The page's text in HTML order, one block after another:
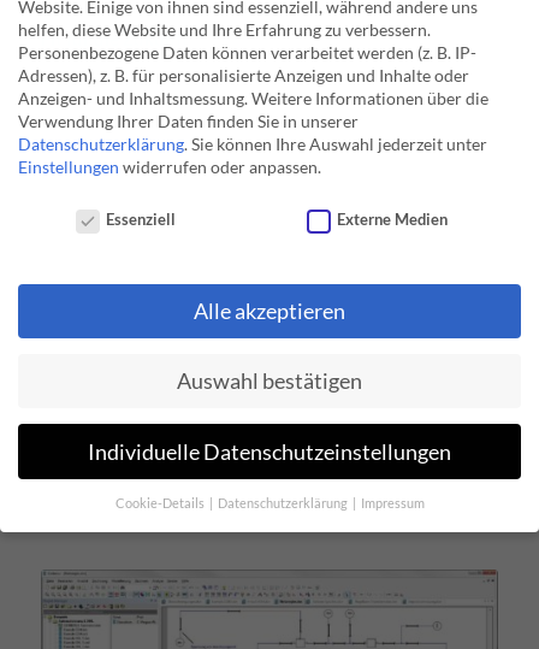
Fit für die Zukunft
Der Einsatz von intelligenten Betriebsmitteln und
Energiespeichern im Energieversorgungsnetz hat
begonnen und wird weiter ausgebaut. CERBERUS
ermöglicht bereits heute die Nachbildung von regelbaren
Steuerungen in PV-Anlagen. Für besonders anspruchsvolle
(„dynamische Berechnungen“) zur Verfügung. Damit
können beispielsweise die mit einem Einsatz von
Speichern und Regelungen verbundenen Möglichkeiten
zur Einhaltung des Spannungsbandes ebenso betrachtet
Aufgrund einer speziell entwickelten Technologie werden
auch bei der Berechnung längerer Zeiträume wie z.B.
Website. Einige von ihnen sind essenziell, während andere uns
helfen, diese Website und Ihre Erfahrung zu verbessern.
Personenbezogene Daten können verarbeitet werden (z. B. IP-
Adressen), z. B. für personalisierte Anzeigen und Inhalte oder
Anzeigen- und Inhaltsmessung.Weitere Informationen über die
Verwendung Ihrer Daten finden Sie in unserer
Datenschutzerklärung.Sie können Ihre Auswahl jederzeit unter
Einstellungen widerrufen oder anpassen.
Datenschutzeinstellungen
Essenziell Externe Medien
Alle akzeptieren
Auswahl bestätigen
Individuelle Datenschutzeinstellungen
Cookie-Details Datenschutzerklärung Impressum
Datenschutzeinstellungen
Wenn Sie unter 16 Jahre alt sind und Ihre Zustimmung zu
freiwilligen Diensten geben möchten, müssen Sie Ihre
Erziehungsberechtigten um Erlaubnis bitten.